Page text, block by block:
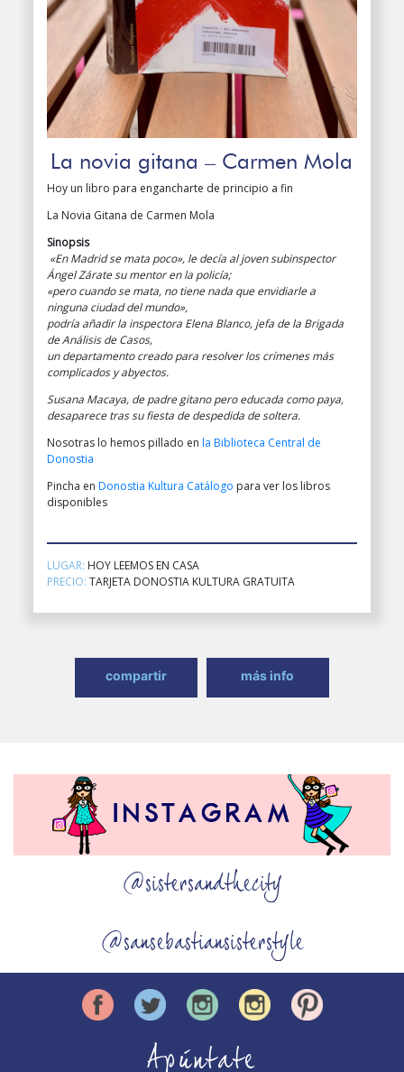
La novia gitana – Carmen Mola
Hoy un libro para engancharte de principio a fin
La Novia Gitana de Carmen Mola
Sinopsis
«En Madrid se mata poco», le decía al joven subinspector
Ángel Zárate su mentor en la policía;
«pero cuando se mata, no tiene nada que envidiarle a
ninguna ciudad del mundo»,
podría añadir la inspectora Elena Blanco, jefa de la Brigada
de Análisis de Casos,
un departamento creado para resolver los crímenes más
complicados y abyectos.
Susana Macaya, de padre gitano pero educada como paya,
desaparece tras su fiesta de despedida de soltera.
Nosotras lo hemos pillado en la Biblioteca Central de
Donostia
Pincha enDonostia Kultura Catálogo para ver los libros
disponibles
LUGAR: HOY LEEMOS EN CASA
PRECIO:TARJETA DONOSTIA KULTURA GRATUITA
compartir más info
@sistersandthecity
@sansebastiansisterstyle